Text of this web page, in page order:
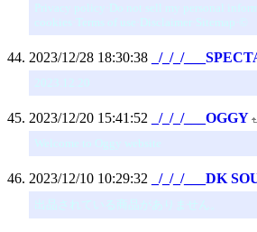
Privacy policy·Do not sell my personal
cookies·Terms of use·Disclaimer·Sitemap·©
2023/12/28 18:30:38 _/_/_/
2023.12.20
2023/12/20 15:41:52 _/_/_/___OGGY
Welcome to Oggy website
2023/12/10 10:29:32 _/_/_/___DK
出品されている商品がありません。